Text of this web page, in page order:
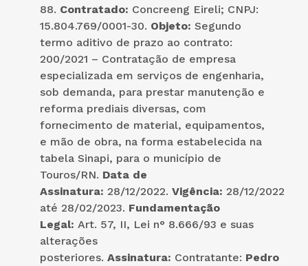
88. Contratado: Concreeng Eireli; CNPJ:
15.804.769/0001-30. Objeto: Segundo
termo aditivo de prazo ao contrato:
200/2021 – Contratação de empresa
especializada em serviços de engenharia,
sob demanda, para prestar manutenção e
reforma prediais diversas, com
fornecimento de material, equipamentos,
e mão de obra, na forma estabelecida na
tabela Sinapi, para o município de
Touros/RN. Data de
Assinatura: 28/12/2022. Vigência: 28/12/2022
até 28/02/2023. Fundamentação
Legal: Art. 57, II, Lei n° 8.666/93 e suas
alterações
posteriores. Assinatura: Contratante: Pedro